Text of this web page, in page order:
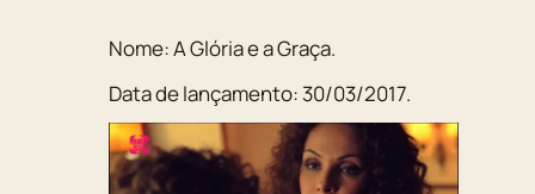
Nome:A Glória e a Graça.
Data de lançamento:30/03/2017.